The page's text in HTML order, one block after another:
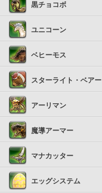
黒チョコボ
ユニコーン
ベヒーモス
スターライト・ベアー
アーリマン
魔導アーマー
マナカッター
エッグシステム